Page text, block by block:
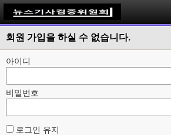
회원 가입을 하실 수 없습니다.
아이디
비밀번호
로그인 유지